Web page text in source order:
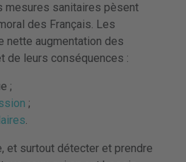
mesures sanitaires pèsent
des Français. Les
nette augmentation des
de leurs conséquences :
;
;
.
et surtout détecter et prendre